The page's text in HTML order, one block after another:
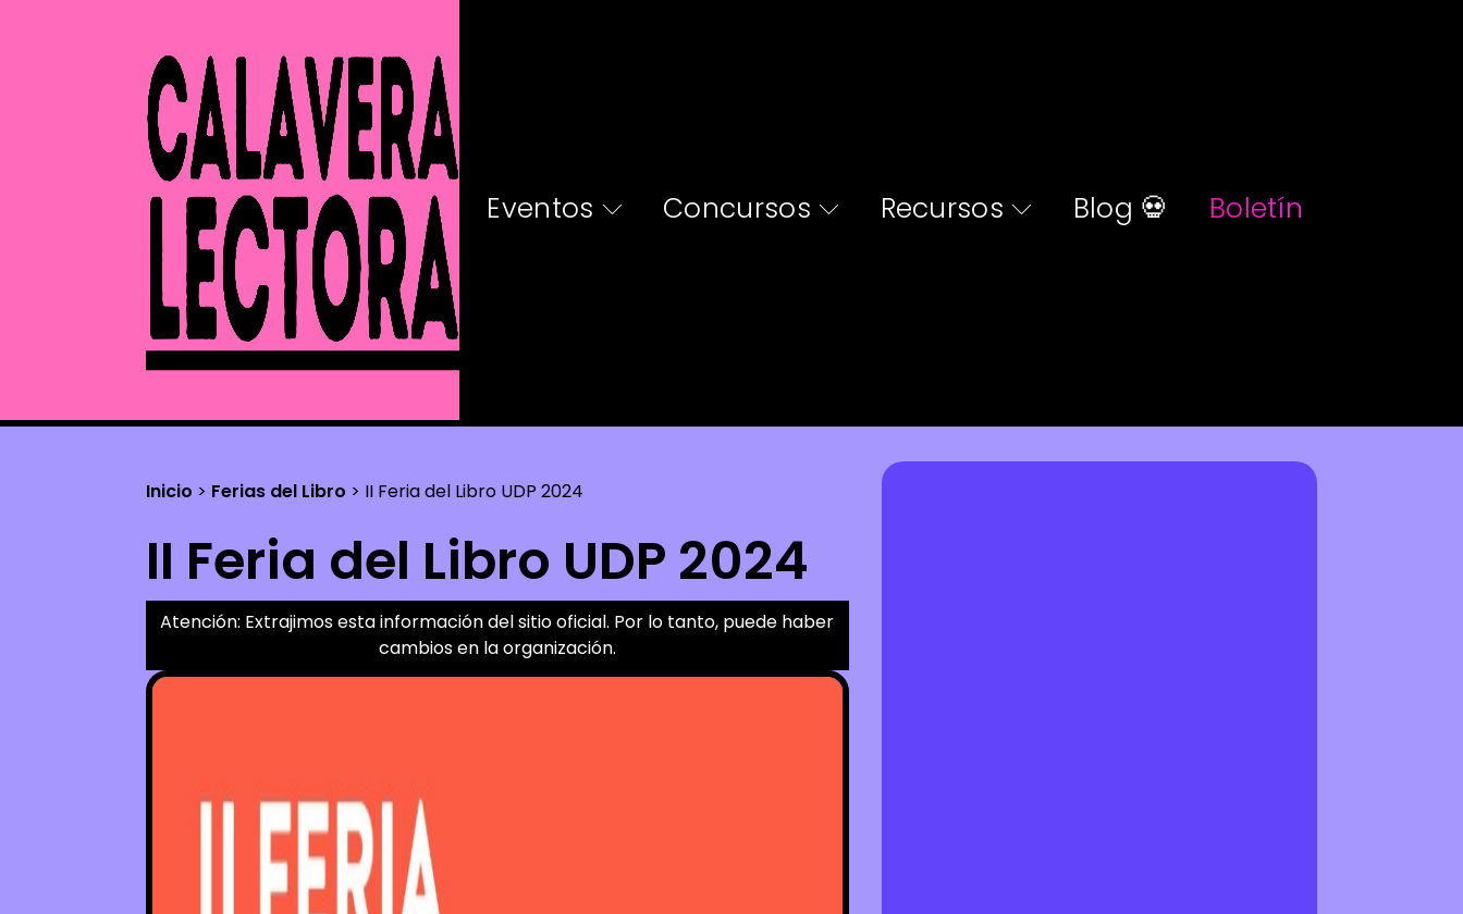
Eventos Concursos Recursos Blog 💀 Boletín
Inicio > Ferias del Libro > II Feria del Libro UDP 2024
II Feria del Libro UDP 2024
Atención: Extrajimos esta información del sitio oficial. Por lo tanto, puede haber
cambios en la organización.